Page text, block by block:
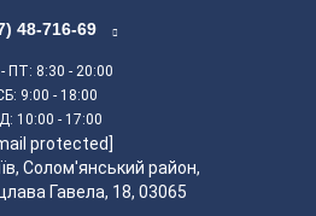
відмінну маневреність та
48-716-69
ПТ: 8:30 - 20:00
: 9:00 - 18:00
: 10:00 - 17:00
protected]
Солом'янський район,
Гавела, 18, 03065